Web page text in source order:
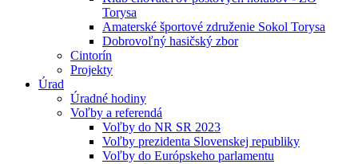
Torysa
Amaterské športové združenie Sokol Torysa
Dobrovoľný hasičský zbor
Cintorín
Projekty
Úrad
Úradné hodiny
Voľby a referendá
Voľby do NR SR 2023
Voľby prezidenta Slovenskej republiky
Voľby do Európskeho parlamentu